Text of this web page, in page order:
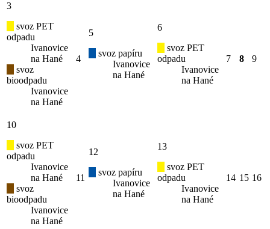
3
svoz PET
odpadu
Ivanovice
na Hané
svoz
bioodpadu
Ivanovice
na Hané
4
5
svoz papíru
Ivanovice
na Hané
6
svoz PET
odpadu
Ivanovice
na Hané
7 8 9
10
svoz PET
odpadu
Ivanovice
na Hané
svoz
bioodpadu
Ivanovice
na Hané
11
12
svoz papíru
Ivanovice
na Hané
13
svoz PET
odpadu
Ivanovice
na Hané
14 15 16